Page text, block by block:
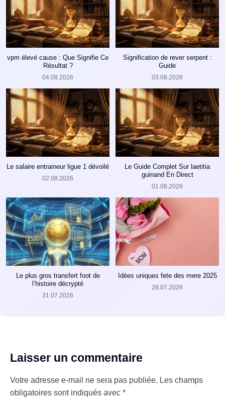
vpm élevé cause : Que Signifie Ce
Résultat ?
04.08.2026
Signification de rever serpent :
Guide
03.08.2026
Le salaire entraineur ligue 1 dévoilé
02.08.2026
Le Guide Complet Sur laetitia
guinand En Direct
01.08.2026
Le plus gros transfert foot de
l’histoire décrypté
31.07.2026
Idées uniques fete des mere 2025
28.07.2026
Laisser un commentaire
Votre adresse e-mail ne sera pas publiée. Les champs
obligatoires sont indiqués avec *